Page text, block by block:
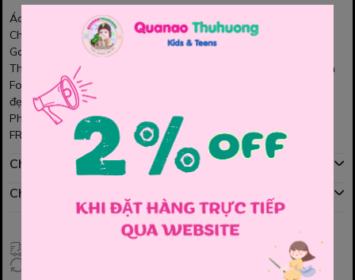
Áo crop đỏ thêuPA❤️✨
Chất vải mềm mịn, thoáng mát, mặc nhẹ và dễ chịu
Gam đỏ nổi bật, cá tính, tạo điểm nhấn thu hút
Thiết kế dáng
gọn gàng, xinh xắn
Form áo gọn gàng, dễ phối quần jean, short hay chân váy đều
đẹp
Phù hợp mặc đi chơi, dạo phố, chụp hình cực xinh 💕
FREESSIZE
Chính sách mua hàng
Chính sách đổi hàng